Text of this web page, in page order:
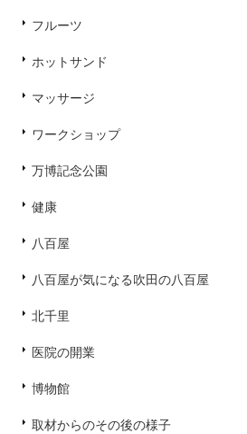
フルーツ
ホットサンド
マッサージ
ワークショップ
万博記念公園
健康
八百屋
八百屋が気になる吹田の八百屋
北千里
医院の開業
博物館
取材からのその後の様子